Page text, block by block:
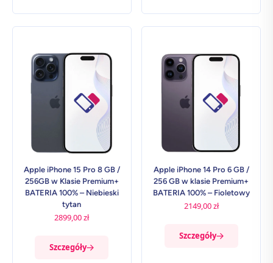
Apple iPhone 15 Pro 8 GB /
256GB w Klasie Premium+
BATERIA 100% – Niebieski
tytan
2899,00zł
Szczegóły
Apple iPhone 14 Pro 6 GB /
256 GB w klasie Premium+
BATERIA 100% – Fioletowy
2149,00zł
Szczegóły